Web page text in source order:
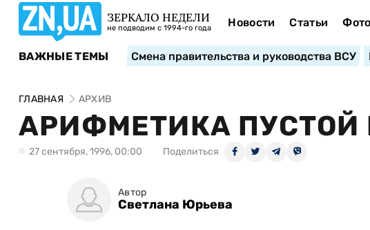
ЗЕРКАЛО НЕДЕЛИ
не подводим с 1994-го года Новости Статьи
ВАЖНЫЕ ТЕМЫ Смена правительства и руководства ВСУ
ГЛАВНАЯ АРХИВ
АРИФМЕТИКА ПУСТОЙ
27 сентября, 1996, 00:00 Поделиться
Автор
Светлана Юрьева